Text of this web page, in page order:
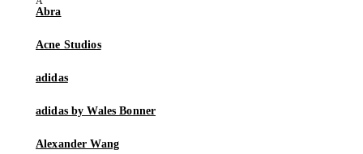
Abra
Acne Studios
adidas
adidas by Wales Bonner
Alexander Wang